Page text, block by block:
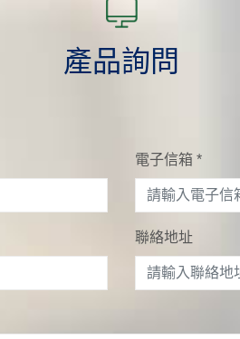
產品詢問
電子信箱 *
聯絡地址